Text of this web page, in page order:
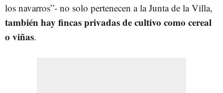
los navarros”- no solo pertenecen a la Junta de la Villa,
también hay fincas privadas de cultivo como cereal
o viñas.